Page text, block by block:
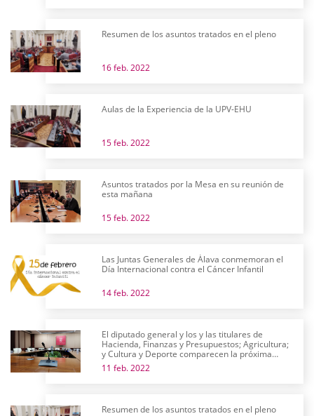
Resumen de los asuntos tratados en el pleno
16 feb. 2022
Aulas de la Experiencia de la UPV-EHU
15 feb. 2022
Asuntos tratados por la Mesa en su reunión de
esta mañana
15 feb. 2022
Las Juntas Generales de Álava conmemoran el
Día Internacional contra el Cáncer Infantil
14 feb. 2022
El diputado general y los y las titulares de
Hacienda, Finanzas y Presupuestos; Agricultura;
y Cultura y Deporte comparecen la próxima
semana en comisión
11 feb. 2022
Resumen de los asuntos tratados en el pleno